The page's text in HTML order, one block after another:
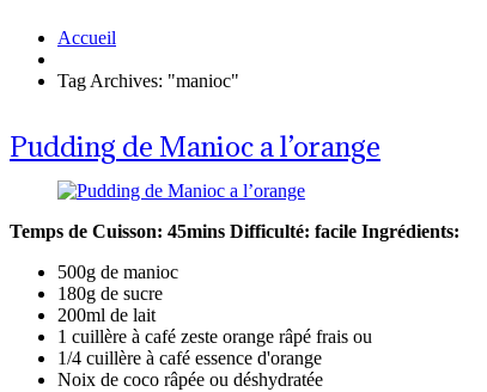
Accueil
Tag Archives: "manioc"
Pudding de Manioc a l’orange
Temps de Cuisson: 45mins Difficulté: facile Ingrédients:
500g de manioc
180g de sucre
200ml de lait
1 cuillère à café zeste orange râpé frais ou
1/4 cuillère à café essence d'orange
Noix de coco râpée ou déshydratée